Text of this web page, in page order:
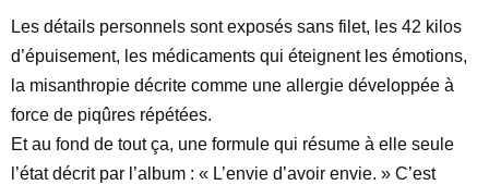
Les détails personnels sont exposés sans filet, les 42 kilos
d’épuisement, les médicaments qui éteignent les émotions,
la misanthropie décrite comme une allergie développée à
force de piqûres répétées.
Et au fond de tout ça, une formule qui résume à elle seule
l’état décrit par l’album : « L’envie d’avoir envie. » C’est